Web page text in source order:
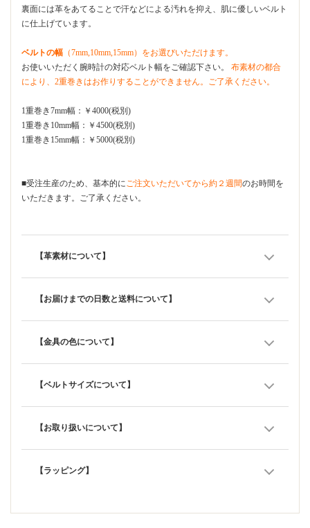
裏面には革をあてることで汗などによる汚れを抑え、肌に優しいベルト
に仕上げています。
ベルトの幅 （7mm,10mm,15mm）をお選びいただけます。
お使いいただく腕時計の対応ベルト幅をご確認下さい。 布素材の都合
により、2重巻きはお作りすることができません。ご了承ください。
1重巻き7mm幅：￥4000(税別)
1重巻き10mm幅：￥4500(税別)
1重巻き15mm幅：￥5000(税別)
■受注生産のため、基本的にご注文いただいてから約２週間のお時間を
いただきます。ご了承ください。
【革素材について】
【お届けまでの日数と送料について】
【金具の色について】
【ベルトサイズについて】
【お取り扱いについて】
【ラッピング】